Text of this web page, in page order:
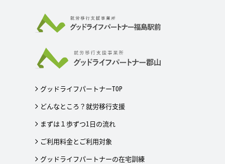
グッドライフパートナーTOP
どんなところ？就労移行支援
まずは１歩ずつ1日の流れ
ご利用料金とご利用対象
グッドライフパートナーの在宅訓練